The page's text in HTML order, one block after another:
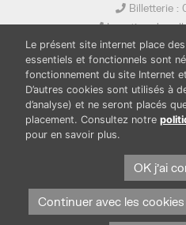
Billetterie :
Location de
Le présent site internet place
essentiels et fonctionnels sont
fonctionnement du site Internet
D’autres cookies sont utilisés à
d’analyse) et ne seront placés
placement. Consultez notre
pour en savoir plus.
OK j'ai
Continuer avec les